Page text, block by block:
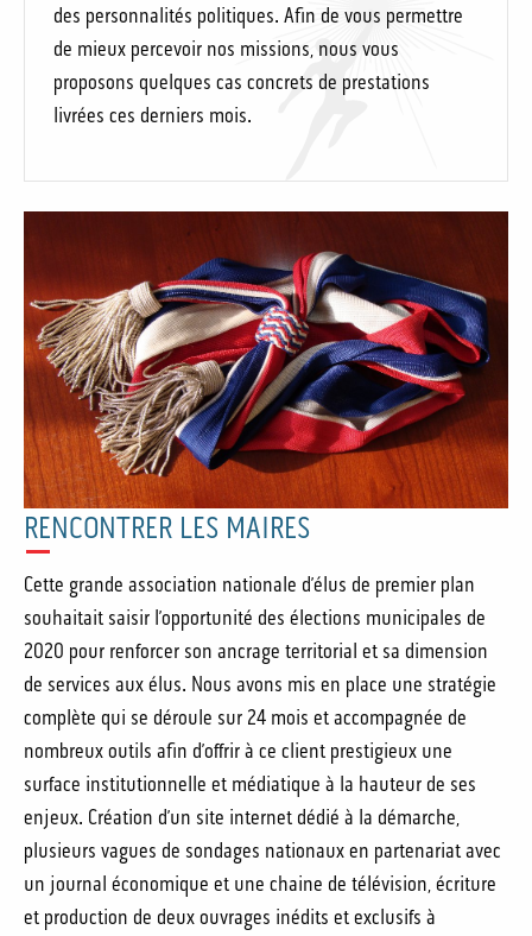
des personnalités politiques. Afin de vous permettre
de mieux percevoir nos missions, nous vous
proposons quelques cas concrets de prestations
livrées ces derniers mois.
RENCONTRER LES MAIRES
Cette grande association nationale d’élus de premier plan
souhaitait saisir l’opportunité des élections municipales de
2020 pour renforcer son ancrage territorial et sa dimension
de services aux élus. Nous avons mis en place une stratégie
complète qui se déroule sur 24 mois et accompagnée de
nombreux outils afin d’offrir à ce client prestigieux une
surface institutionnelle et médiatique à la hauteur de ses
enjeux. Création d’un site internet dédié à la démarche,
plusieurs vagues de sondages nationaux en partenariat avec
un journal économique et une chaine de télévision, écriture
et production de deux ouvrages inédits et exclusifs à